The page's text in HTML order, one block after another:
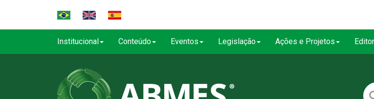
Institucional Conteúdo Eventos Legislação Ações e Projetos